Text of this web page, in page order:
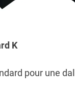
K
pour une